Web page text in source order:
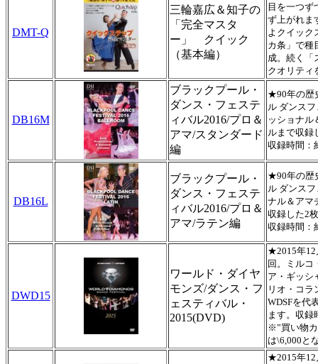
DMT-Q
三輪嘉広＆知子の
「完全マスタ
ー」 クイック
（基本編）
目を一つず
ず上がれま
よクイッ
カ条」で種
成。続く「
クオリティ
DB16M
ブラックプール・
ダンス・フェステ
ィバル2016/プロ＆
アマ/スタンダード
編
★90年の歴
ル ダンス
ッショナル
ルまで収録
収録時間：
DB16L
ブラックプール・
ダンス・フェステ
ィバル2016/プロ＆
アマ/ラテン編
★90年の歴
ル ダンス
ナル＆アマ
収録した2
収録時間：
DWD15
ワールド・ダイヤ
モンズ/ダンス・フ
ェスティバル・
2015(DVD)
★2015年12
回。ミルコ
ア・ギッシ
リオ・コラ
WDSFを代
ます。収録
※”買い物
は\6,000と
★2015年12